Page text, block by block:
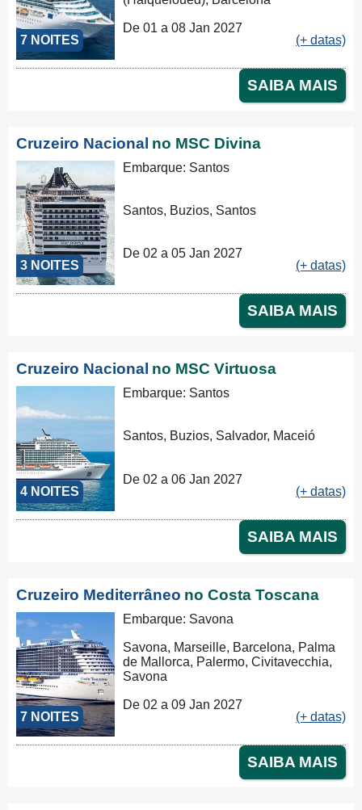
7 NOITES
De 01 a 08 Jan 2027
(+ datas)
SAIBA MAIS
Cruzeiro Nacional no MSC Divina
3 NOITES
Embarque: Santos
Santos, Buzios, Santos
De 02 a 05 Jan 2027
(+ datas)
SAIBA MAIS
Cruzeiro Nacional no MSC Virtuosa
4 NOITES
Embarque: Santos
Santos, Buzios, Salvador, Maceió
De 02 a 06 Jan 2027
(+ datas)
SAIBA MAIS
Cruzeiro Mediterrâneo no Costa Toscana
7 NOITES
Embarque: Savona
Savona, Marseille, Barcelona, Palma
de Mallorca, Palermo, Civitavecchia,
Savona
De 02 a 09 Jan 2027
(+ datas)
SAIBA MAIS